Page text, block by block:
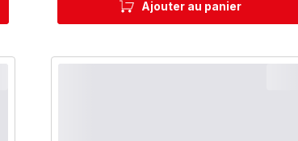
automatique
Ajouter au panier